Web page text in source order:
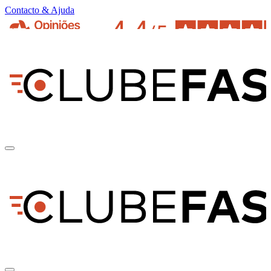
Contacto & Ajuda